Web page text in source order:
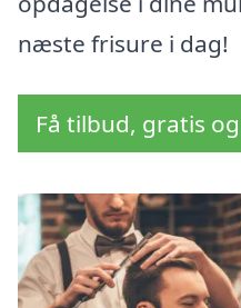
næste frisure i dag!
Få tilbud, gratis